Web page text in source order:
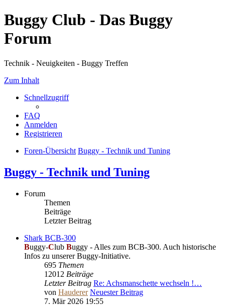
Buggy Club - Das Buggy
Forum
Technik - Neuigkeiten - Buggy Treffen
Zum Inhalt
Schnellzugriff
FAQ
Anmelden
Registrieren
Foren-Übersicht Buggy - Technik und Tuning
Buggy - Technik und Tuning
Forum
Themen
Beiträge
Letzter Beitrag
Shark BCB-300
Buggy-Club Buggy - Alles zum BCB-300. Auch historische
Infos zu unserer Buggy-Initiative.
695 Themen
12012 Beiträge
Letzter Beitrag Re: Achsmanschette wechseln !…
von Hauderer Neuester Beitrag
7. Mär 2026 19:55